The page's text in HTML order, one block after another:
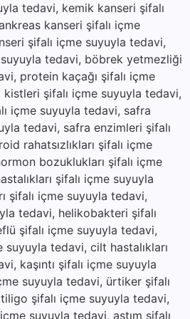
tedavi, kemik kanseri şifalı
kanseri şifalı içme
şifalı içme suyuyla tedavi,
tedavi, böbrek yetmezliği
protein kaçağı şifalı içme
şifalı içme suyuyla tedavi,
içme suyuyla tedavi, safra
tedavi, safra enzimleri şifalı
rahatsızlıkları şifalı içme
bozuklukları şifalı içme
şifalı içme suyuyla
şifalı içme suyuyla tedavi,
tedavi, helikobakteri şifalı
şifalı içme suyuyla tedavi,
suyuyla tedavi, cilt hastalıkları
kaşıntı şifalı içme suyuyla
suyuyla tedavi, ürtiker şifalı
şifalı içme suyuyla tedavi,
suyuyla tedavi, astım şifalı